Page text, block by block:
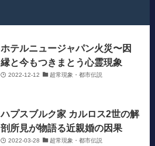
ホテルニュージャパン火災〜因
縁と今もつきまとう心霊現象
2022-12-12 超常現象・都市伝説
ハプスブルク家 カルロス2世の解
剖所見が物語る近親婚の因果
2022-03-28 超常現象・都市伝説